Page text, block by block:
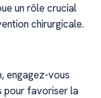
un rôle crucial
chirurgicale.
engagez-vous
pour favoriser la